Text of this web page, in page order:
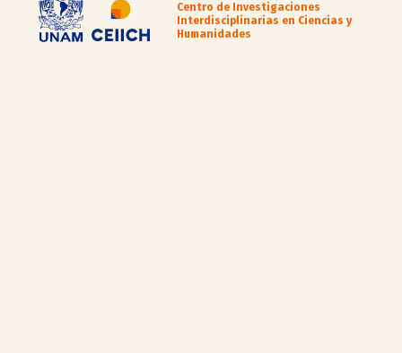
Centro de Investigaciones
Interdisciplinarias en Ciencias y
Humanidades